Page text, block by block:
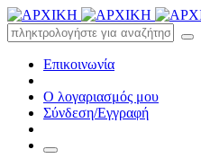
Επικοινωνία
Ο λογαριασμός μου
Σύνδεση/Εγγραφή